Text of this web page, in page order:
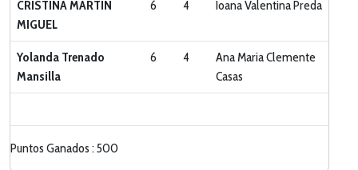
CRISTINA MARTÍN
MIGUEL
6 4 Ioana Valentina Preda
Yolanda Trenado
Mansilla
6 4
Ana Maria Clemente
Casas
Puntos Ganados : 500